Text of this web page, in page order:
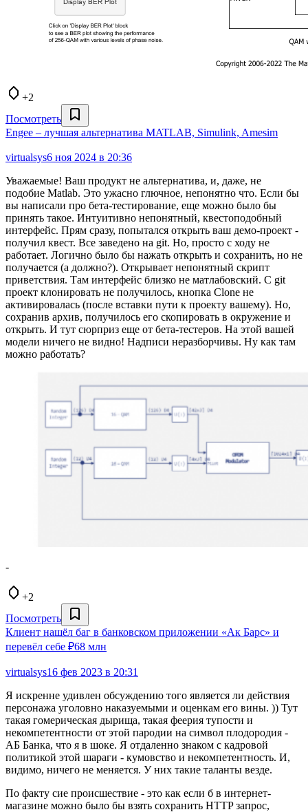
+2
Посмотреть
Engee – лучшая альтернатива MATLAB, Simulink, Amesim
virtualsys6 ноя 2024 в 20:36
Уважаемые! Ваш продукт не альтернатива, и, даже, не
подобие Matlab. Это ужасно глючное, непонятно что. Если бы
вы написали про бета-тестирование, еще можно было бы
принять такое. Интуитивно непонятный, квестоподобный
интерфейс. Прям сразу, попытался открыть ваш демо-проект -
получил квест. Все заведено на git. Но, просто с ходу не
работает. Логично было бы нажать открыть и сохранить, но не
получается (а должно?). Открывает непонятный скрипт
приветствия. Там интерфейс близко не матлабовский. С git
проект клонировать не получилось, кнопка Clone не
активировалась (после вставки пути к проекту вашему). Но,
сохранив архив, получилось его скопировать в окружение и
открыть. И тут сюрприз еще от бета-тестеров. На этой вашей
модели ничего не видно! Надписи неразборчивы. Ну как там
можно работать?
-
+2
Посмотреть
Клиент нашёл баг в банковском приложении «Ак Барс» и
перевёл себе ₽68 млн
virtualsys16 фев 2023 в 20:31
Я искренне удивлен обсуждению того является ли действия
персонажа уголовно наказуемыми и оценкам его вины. )) Тут
такая гомерическая дырища, такая феерия тупости и
некомпетентности от этой пародии на символ плодородия -
АБ Банка, что я в шоке. Я отдаленно знаком с кадровой
политикой этой шараги - кумовство и некомпетентность. И,
видимо, ничего не меняется. У них такие таланты везде.
По факту сие происшествие - это как если б в интернет-
магазине можно было бы взять сохранить HTTP запрос,